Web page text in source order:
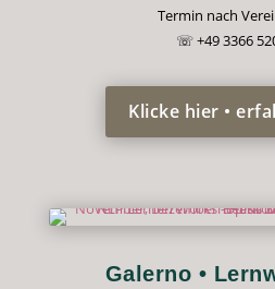
Termin nach
☏ +49 3366
Klicke hier •
Galerno •